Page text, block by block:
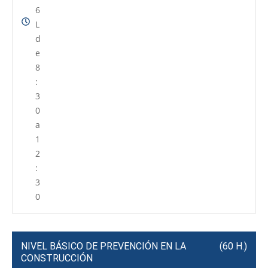
6
L
d
e
8
:
3
0
a
1
2
:
3
0
NIVEL BÁSICO DE PREVENCIÓN EN LA
CONSTRUCCIÓN
(60 H.)